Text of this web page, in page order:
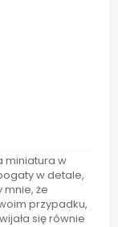
miniatura w
w detale,
że
przypadku,
się równie